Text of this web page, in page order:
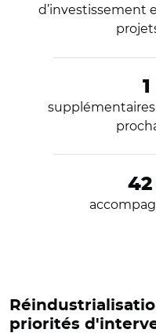
d’investissement
1
42
priorités